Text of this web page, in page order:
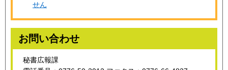
せん
お問い合わせ
秘書広報課